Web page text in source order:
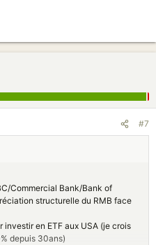
#7
Commercial Bank/Bank of
structurelle du RMB face
en ETF aux USA (je crois
depuis 30ans)